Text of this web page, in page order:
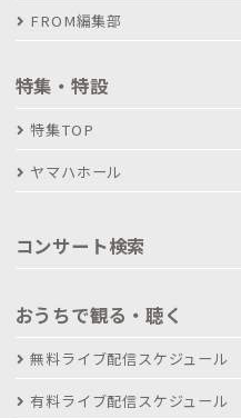
FROM編集部
特集・特設
特集TOP
ヤマハホール
コンサート検索
おうちで観る・聴く
無料ライブ配信スケジュール
有料ライブ配信スケジュール